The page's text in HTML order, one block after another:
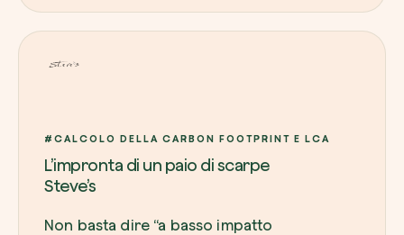
#CALCOLO DELLA CARBON FOOTPRINT E LCA
L’impronta di un paio di scarpe
Steve’s
Non basta dire “a basso impatto